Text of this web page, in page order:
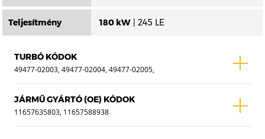
Teljesítmény 180 kW | 245 LE
TURBÓ KÓDOK
49477-02003, 49477-02004, 49477-02005,
49477-02051, 49477-02055, 49477-02056,
49477-02057, 49477-02058
JÁRMŰ GYÁRTÓ (OE) KÓDOK
11657635803, 11657588938